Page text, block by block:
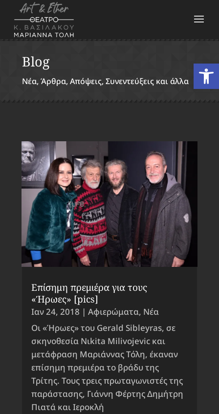
Blog
Νέα, Άρθρα, Απόψεις, Συνεντεύξεις και άλλα
Επίσημη πρεμιέρα για τους
«Ήρωες» [pics]
Ιαν 24, 2018 | Αφιερώματα, Νέα
Οι «Ήρωες» του Gerald Sibleyras, σε
σκηνοθεσία Νιkita Milivojevic και
μετάφραση Μαριάννας Τόλη, έκαναν
επίσημη πρεμιέρα το βράδυ της
Τρίτης. Τους τρεις πρωταγωνιστές της
παράστασης, Γιάννη Φέρτης Δημήτρη
Πιατά και Ιεροκλή